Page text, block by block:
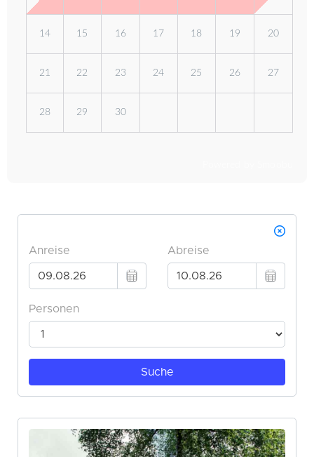
14 15 16 17 18 19 20
21 22 23 24 25 26 27
28 29 30